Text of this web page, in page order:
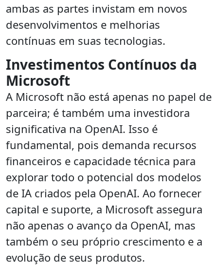
ambas as partes invistam em novos
desenvolvimentos e melhorias
contínuas em suas tecnologias.
Investimentos Contínuos da
Microsoft
A Microsoft não está apenas no papel de
parceira; é também uma investidora
significativa na OpenAI. Isso é
fundamental, pois demanda recursos
financeiros e capacidade técnica para
explorar todo o potencial dos modelos
de IA criados pela OpenAI. Ao fornecer
capital e suporte, a Microsoft assegura
não apenas o avanço da OpenAI, mas
também o seu próprio crescimento e a
evolução de seus produtos.